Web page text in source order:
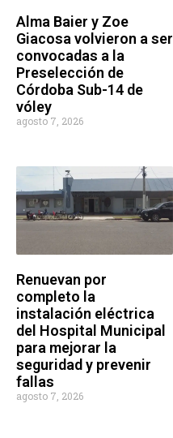
Alma Baier y Zoe
Giacosa volvieron a ser
convocadas a la
Preselección de
Córdoba Sub-14 de
vóley
agosto 7, 2026
Renuevan por
completo la
instalación eléctrica
del Hospital Municipal
para mejorar la
seguridad y prevenir
fallas
agosto 7, 2026